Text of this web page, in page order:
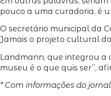
pouco a uma curadoria, é
O secretário municipal da
Jamais o projeto cultural
Landmann, que integrou a
museu é o que quis ser”,
* Com informações do